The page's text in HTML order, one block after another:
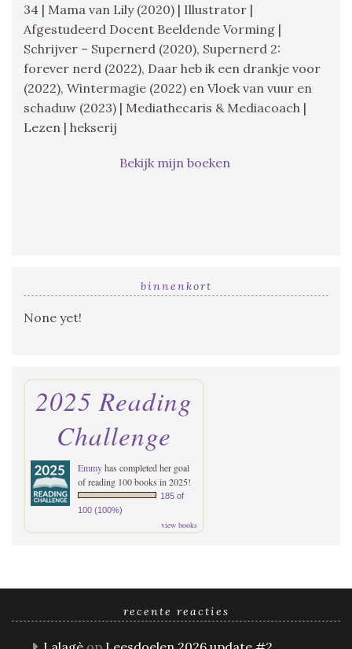
34 | Mama van Lily (2020) | Illustrator |
Afgestudeerd Docent Beeldende Vorming |
Schrijver – Supernerd (2020), Supernerd 2:
forever nerd (2022), Daar heb ik een drankje voor
(2022), Wintermagie (2022) en Vloek van vuur en
schaduw (2023) | Mediathecaris & Mediacoach |
Lezen | hekserij
Bekijk mijn boeken
binnenkort
None yet!
2025 Reading
Challenge
Emmyhas completed her goal
of reading 100 books in 2025!
185 of
100 (100%)
view books
recente reacties